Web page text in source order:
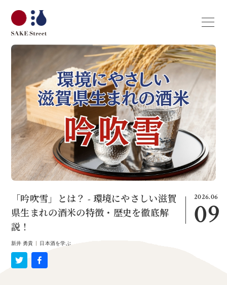
2026.06
09
「吟吹雪」とは？ - 環境にやさしい滋賀
県生まれの酒米の特徴・歴史を徹底解
説！
新井 勇貴 日本酒を学ぶ